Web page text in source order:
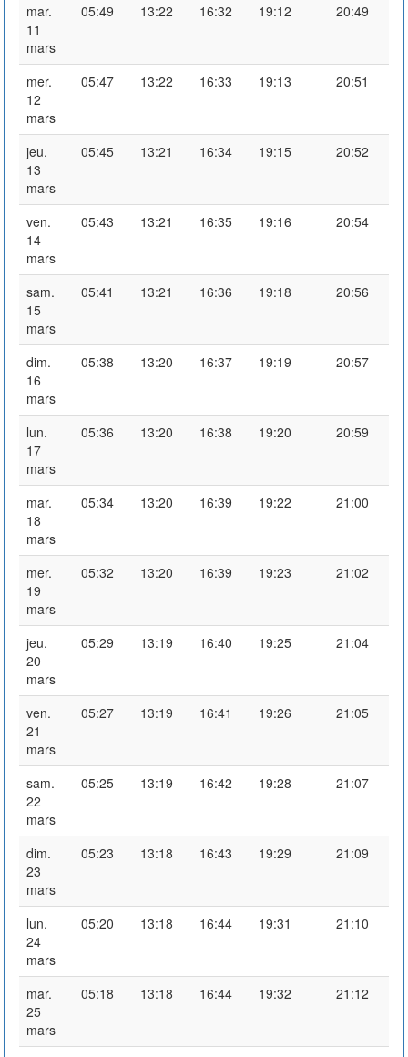
mar.
11
mars
05:49 13:22 16:32 19:12 20:49
mer.
12
mars
05:47 13:22 16:33 19:13 20:51
jeu.
13
mars
05:45 13:21 16:34 19:15 20:52
ven.
14
mars
05:43 13:21 16:35 19:16 20:54
sam.
15
mars
05:41 13:21 16:36 19:18 20:56
dim.
16
mars
05:38 13:20 16:37 19:19 20:57
lun.
17
mars
05:36 13:20 16:38 19:20 20:59
mar.
18
mars
05:34 13:20 16:39 19:22 21:00
mer.
19
mars
05:32 13:20 16:39 19:23 21:02
jeu.
20
mars
05:29 13:19 16:40 19:25 21:04
ven.
21
mars
05:27 13:19 16:41 19:26 21:05
sam.
22
mars
05:25 13:19 16:42 19:28 21:07
dim.
23
mars
05:23 13:18 16:43 19:29 21:09
lun.
24
mars
05:20 13:18 16:44 19:31 21:10
mar.
25
mars
05:18 13:18 16:44 19:32 21:12